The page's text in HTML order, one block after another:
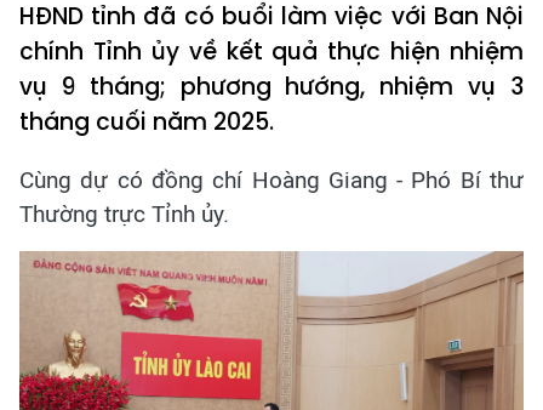
HĐND tỉnh đã có buổi làm việc với Ban Nội
chính Tỉnh ủy về kết quả thực hiện nhiệm
vụ 9 tháng; phương hướng, nhiệm vụ 3
tháng cuối năm 2025.
Cùng dự có đồng chí Hoàng Giang - Phó Bí thư
Thường trực Tỉnh ủy.